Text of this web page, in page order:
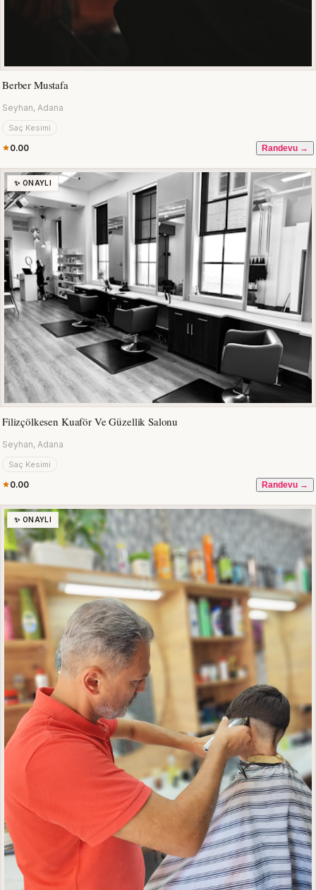
Berber Mustafa
Seyhan, Adana
Saç Kesimi
0.00 Randevu →
✨ ONAYLI
Filizçölkesen Kuaför Ve Güzellik Salonu
Seyhan, Adana
Saç Kesimi
0.00 Randevu →
✨ ONAYLI